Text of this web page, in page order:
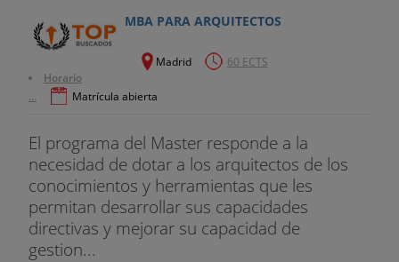
MBA PARA ARQUITECTOS
Madrid
60 ECTS
Horario
...
Matrícula abierta
El programa del Master responde a la
necesidad de dotar a los arquitectos de los
conocimientos y herramientas que les
permitan desarrollar sus capacidades
directivas y mejorar su capacidad de
gestion...